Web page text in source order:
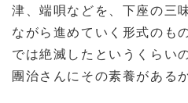
津、端唄などを、下座の三
ながら進めていく形式のも
では絶滅したというくらい
團治さんにその素養がある